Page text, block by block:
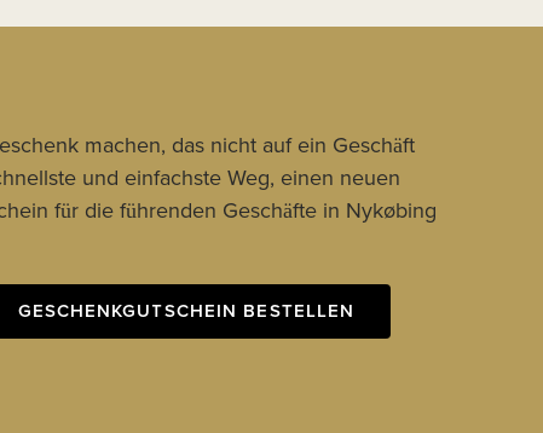
machen, das nicht auf ein Geschäft
und einfachste Weg, einen neuen
für die führenden Geschäfte in Nykøbing
GESCHENKGUTSCHEIN BESTELLEN